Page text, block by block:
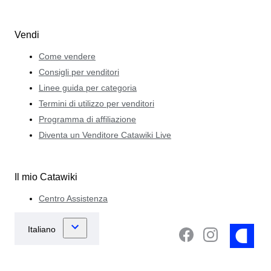
Vendi
Come vendere
Consigli per venditori
Linee guida per categoria
Termini di utilizzo per venditori
Programma di affiliazione
Diventa un Venditore Catawiki Live
Il mio Catawiki
Centro Assistenza